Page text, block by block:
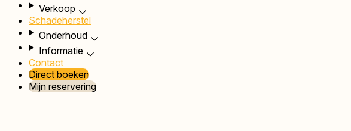
Verkoop
Schadeherstel
Onderhoud
Informatie
Contact
Direct boeken
Mijn reservering